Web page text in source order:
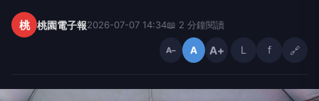
桃 桃園電子報2026-07-07 14:34📖 2 分鐘閱讀
A− A A+ L f 🔗